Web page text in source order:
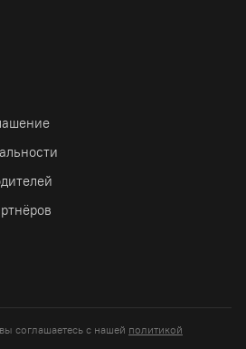
соглашаетесь с нашей политикой